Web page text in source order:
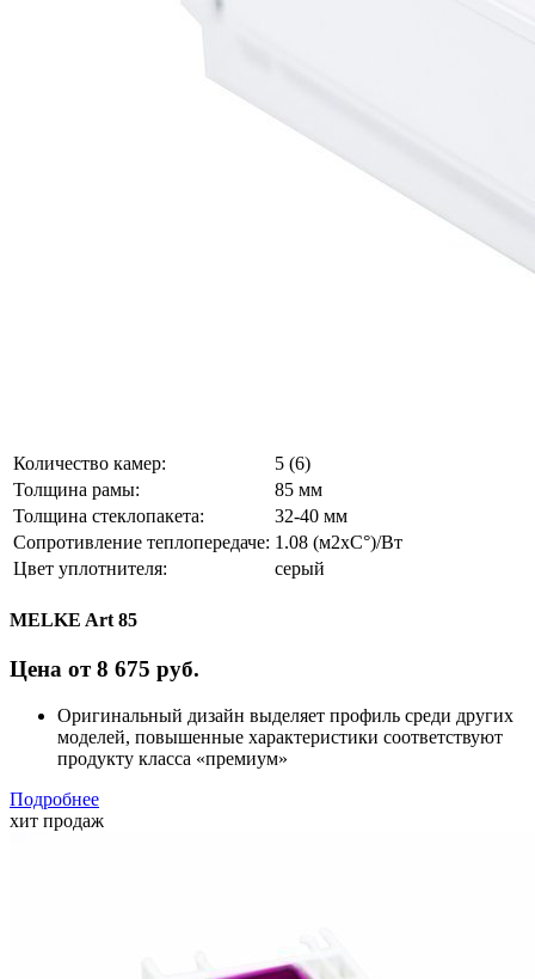
Количество камер:
5 (6)
Толщина рамы:
85 мм
Толщина стеклопакета:
32-40 мм
Сопротивление теплопередаче: 1.08 (м2xC°)/Вт
Цвет уплотнителя:
серый
MELKE Art 85
Цена от 8 675 руб.
Оригинальный дизайн выделяет профиль среди других
моделей, повышенные характеристики соответствуют
продукту класса «премиум»
Подробнее
хит продаж